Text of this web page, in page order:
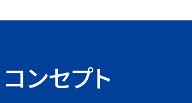
コンセプト